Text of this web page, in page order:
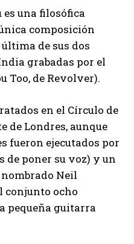
una filosófica
composición
de sus dos
grabadas por el
Too, de Revolver).
en el Círculo de
de Londres, aunque
fueron ejecutados por
de poner su voz) y un
Neil
conjunto ocho
pequeña guitarra